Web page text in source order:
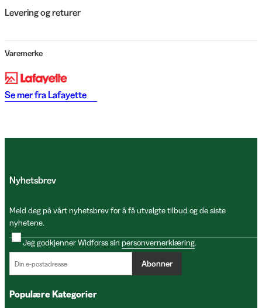
Levering og returer
Varemerke
Se mer fra Lafayette
Nyhetsbrev
Meld deg på vårt nyhetsbrev for å få utvalgte tilbud og de siste
nyhetene.
Jeg godkjenner Widforss sin personvernerklæring.
Abonner
Populære Kategorier